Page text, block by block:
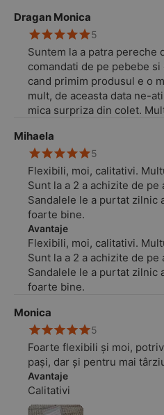
Fetița merge la creșă acum
maxima ușurintă cu ei.
Dragan Monica
5
Suntem la a patra pereche
comandati de pe pebebe
cand primim produsul e o
mult, de aceasta data ne-
mica surpriza din colet.
un design dragalas,
Vom ramane clienti fideli.
Mihaela
5
Flexibili, moi, calitativi.
Sunt la a 2 a achizite de pe
Sandalele le a purtat zilnic
foarte bine.
Avantaje
Flexibili, moi, calitativi.
Sunt la a 2 a achizite de pe
Sandalele le a purtat zilnic
foarte bine.
Monica
5
Foarte flexibili și moi,
pași, dar și pentru mai
Avantaje
Calitativi